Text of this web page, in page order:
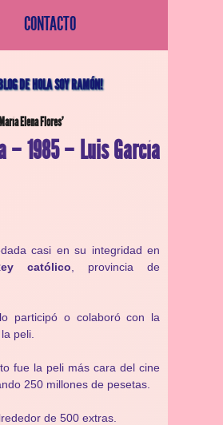
CONTACTO
DE HOLA SOY RAMÓN!
Elena Flores’
– 1985 – Luis García
casi en su integridad en
católico , provincia de
participó o colaboró con la
peli.
fue la peli más cara del cine
250 millones de pesetas.
de 500 extras.